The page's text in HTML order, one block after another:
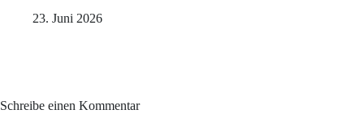
23. Juni 2026
Schreibe einen Kommentar